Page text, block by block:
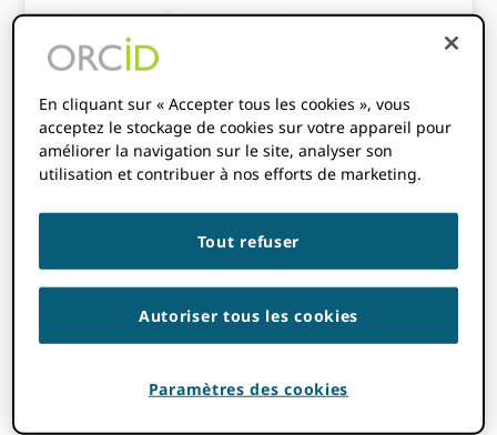
CHERCHEURS :
Placer les
chercheurs au
centre de tout ce
que nous faisons
ORCID soutient diverses communautés.
S'assurer ORCID est inclusif, nous avons
travaillé à la refonte de notre site Web et
d'accueil accessible(d'autres à venir en
En cliquant sur « Accepter tous les cookies », vous
acceptez le stockage de cookies sur votre appareil pour
améliorer la navigation sur le site, analyser son
utilisation et contribuer à nos efforts de marketing.
Tout refuser
Autoriser tous les cookies
Paramètres des cookies